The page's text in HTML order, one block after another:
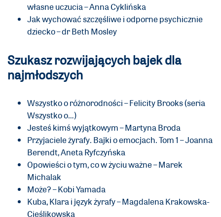
własne uczucia – Anna Cyklińska
Jak wychować szczęśliwe i odporne psychicznie
dziecko – dr Beth Mosley
Szukasz rozwijających bajek dla
najmłodszych
Wszystko o różnorodności – Felicity Brooks (seria
Wszystko o…)
Jesteś kimś wyjątkowym – Martyna Broda
Przyjaciele żyrafy. Bajki o emocjach. Tom 1 – Joanna
Berendt, Aneta Ryfczyńska
Opowieści o tym, co w życiu ważne – Marek
Michalak
Może? – Kobi Yamada
Kuba, Klara i język żyrafy – Magdalena Krakowska-
Cieślikowska